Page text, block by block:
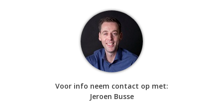
Voor info neem contact op met:
Jeroen Busse